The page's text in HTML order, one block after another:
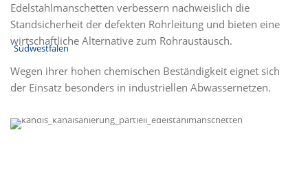
Edelstahlmanschetten verbessern nachweislich die
Standsicherheit der defekten Rohrleitung und bieten eine
wirtschaftliche Alternative zum Rohraustausch.
Wegen ihrer hohen chemischen Beständigkeit eignet sich
der Einsatz besonders in industriellen Abwassernetzen.